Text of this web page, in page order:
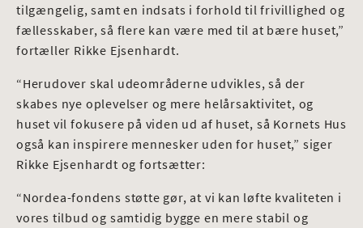
tilgængelig, samt en indsats i forhold til frivillighed og
fællesskaber, så flere kan være med til at bære huset,”
fortæller Rikke Ejsenhardt.
“Herudover skal udeområderne udvikles, så der
skabes nye oplevelser og mere helårsaktivitet, og
huset vil fokusere på viden ud af huset, så Kornets Hus
også kan inspirere mennesker uden for huset,” siger
Rikke Ejsenhardt og fortsætter:
“Nordea-fondens støtte gør, at vi kan løfte kvaliteten i
vores tilbud og samtidig bygge en mere stabil og